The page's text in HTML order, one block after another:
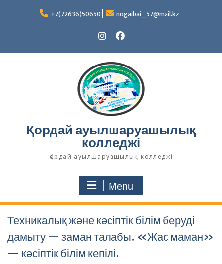
+7(72636)50650 nogaibai_57@mail.kz
Қордай ауылшаруашылық
колледжі
Қордай ауылшаруашылық колледжі
Menu
Техникалық және кәсіптік білім беруді
дамыту — заман талабы. «Жас маман»
— кәсіптік білім кепілі.